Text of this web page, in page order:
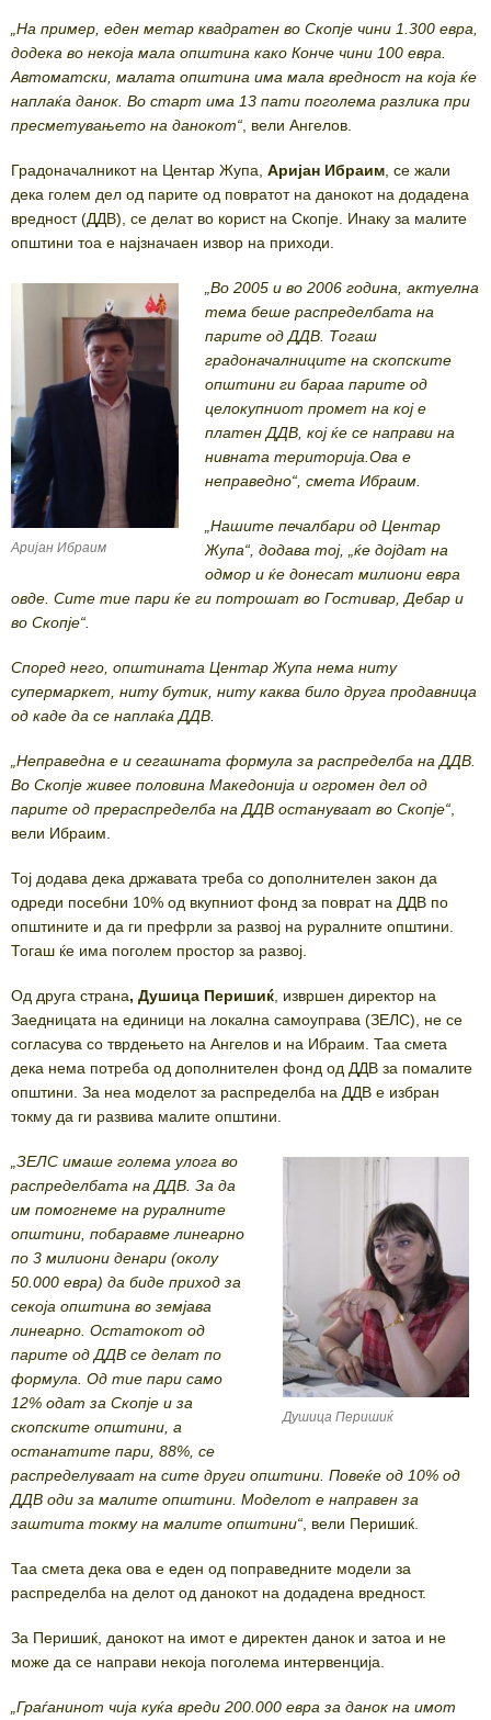
„На пример, еден метар квадратен во Скопје чини 1.300 евра,
додека во некоја мала општина како Конче чини 100 евра.
Автоматски, малата општина има мала вредност на која ќе
наплаќа данок. Во старт има 13 пати поголема разлика при
пресметувањето на данокот“ , вели Ангелов.
Градоначалникот на Центар Жупа, Аријан Ибраим , се жали
дека голем дел од парите од повратот на данокот на додадена
вредност (ДДВ), се делат во корист на Скопје. Инаку за малите
општини тоа е најзначаен извор на приходи.
Аријан Ибраим
„Во 2005 и во 2006 година, актуелна
тема беше распределбата на
парите од ДДВ. Тогаш
градоначалниците на скопските
општини ги бараа парите од
целокупниот промет на кој е
платен ДДВ, кој ќе се направи на
нивната територија.Ова е
неправедно“, смета Ибраим.
„Нашите печалбари од Центар
Жупа“, додава тој, „ќе дојдат на
одмор и ќе донесат милиони евра
овде. Сите тие пари ќе ги потрошат во Гостивар, Дебар и
во Скопје“.
Според него, општината Центар Жупа нема ниту
супермаркет, ниту бутик, ниту каква било друга продавница
од каде да се наплаќа ДДВ.
„Неправедна е и сегашната формула за распределба на ДДВ.
Во Скопје живее половина Македонија и огромен дел од
парите од прераспределба на ДДВ остануваат во Скопје“
вели Ибраим.
Тој додава дека државата треба со дополнителен закон да
одреди посебни 10% од вкупниот фонд за поврат на ДДВ по
општините и да ги префрли за развој на руралните општини.
Тогаш ќе има поголем простор за развој.
Од друга страна, Душица Перишиќ , извршен директор на
Заедницата на единици на локална самоуправа (ЗЕЛС), не се
согласува со тврдењето на Ангелов и на Ибраим. Таа смета
дека нема потреба од дополнителен фонд од ДДВ за помалите
општини. За неа моделот за распределба на ДДВ е избран
токму да ги развива малите општини.
Душица Перишиќ
„ЗЕЛС имаше голема улога во
распределбата на ДДВ. За да
им помогнеме на руралните
општини, побаравме линеарно
по 3 милиони денари (околу
50.000 евра) да биде приход за
секоја општина во земјава
линеарно. Остатокот од
парите од ДДВ се делат по
формула. Од тие пари само
12% одат за Скопје и за
скопските општини, а
останатите пари, 88%, се
распределуваат на сите други општини. Повеќе од 10% од
ДДВ оди за малите општини. Моделот е направен за
заштита токму на малите општини“ , вели Перишиќ.
Таа смета дека ова е еден од поправедните модели за
распределба на делот од данокот на додадена вредност.
За Перишиќ, данокот на имот е директен данок и затоа и не
може да се направи некоја поголема интервенција.
„Граѓанинот чија куќа вреди 200.000 евра за данок на имот